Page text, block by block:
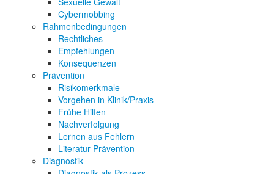
Cybermobbing
Rahmenbedingungen
Rechtliches
Empfehlungen
Konsequenzen
Prävention
Risikomerkmale
Vorgehen in Klinik/Praxis
Frühe Hilfen
Nachverfolgung
Lernen aus Fehlern
Literatur Prävention
Diagnostik